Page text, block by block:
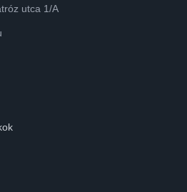
utca 1/A